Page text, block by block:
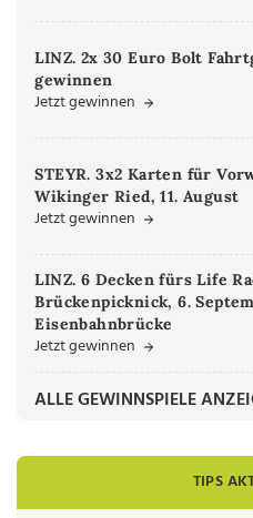
LINZ. 2x 30 Euro Bolt
gewinnen
Jetzt gewinnen
STEYR. 3x2 Karten für
Wikinger Ried, 11. August
Jetzt gewinnen
LINZ. 6 Decken fürs Life
Brückenpicknick, 6.
Eisenbahnbrücke
Jetzt gewinnen
ALLE GEWINNSPIELE
TIPS